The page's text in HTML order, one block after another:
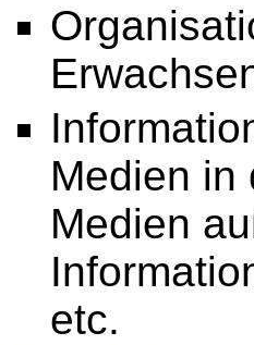
Medien in
Medien
etc.